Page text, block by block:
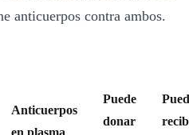
anticuerpos contra ambos.
Anticuerpos
en plasma
Puede
donar